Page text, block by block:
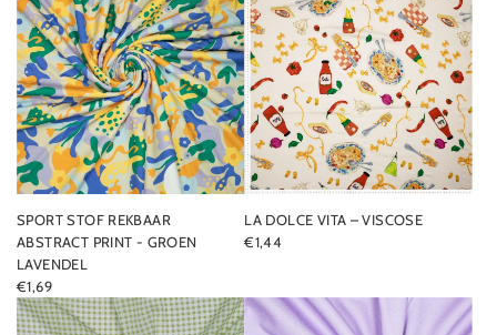
SPORT STOF REKBAAR
ABSTRACT PRINT - GROEN
LAVENDEL
€1,69
LA DOLCE VITA – VISCOSE
€1,44